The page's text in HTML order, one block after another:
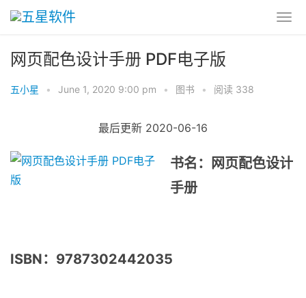
网页配色设计手册 PDF电子版
五小星 • June 1, 2020 9:00 pm • 图书 • 阅读 338
最后更新 2020-06-16
书名：网页配色设计
手册
ISBN：9787302442035